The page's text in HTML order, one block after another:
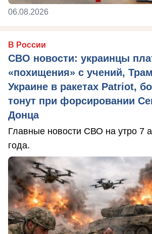
06.08.2026
В России
СВО новости: украинцы
«похищения» с учений,
Украине в ракетах Patriot,
тонут при форсировании
Донца
Главные новости СВО на утро 7
года.